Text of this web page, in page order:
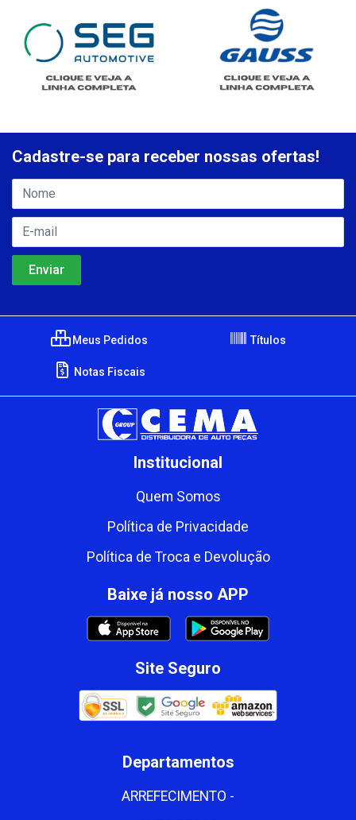
Cadastre-se para receber nossas ofertas!
Meus Pedidos Títulos
Notas Fiscais
Institucional
Quem Somos
Política de Privacidade
Política de Troca e Devolução
Baixe já nosso APP
Site Seguro
Departamentos
ARREFECIMENTO -